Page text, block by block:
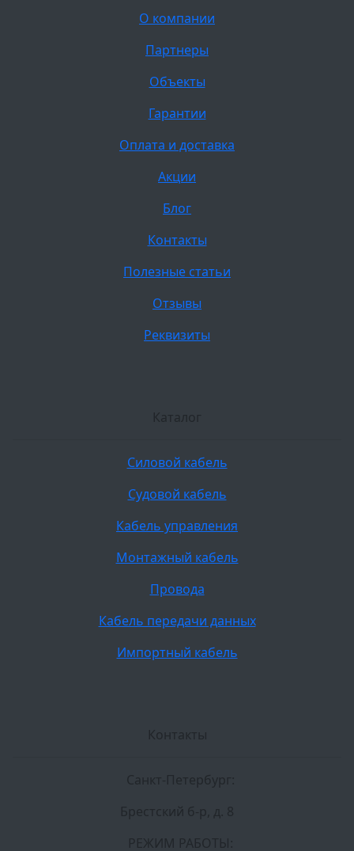
О компании
Партнеры
Объекты
Гарантии
Оплата и доставка
Акции
Блог
Контакты
Полезные статьи
Отзывы
Реквизиты
Каталог
Силовой кабель
Судовой кабель
Кабель управления
Монтажный кабель
Провода
Кабель передачи данных
Импортный кабель
Контакты
Санкт-Петербург:
Брестский б-р, д. 8
РЕЖИМ РАБОТЫ: